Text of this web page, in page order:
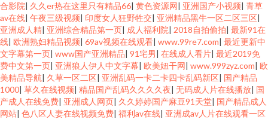
合影院| 久久er热在这里只有精品66| 黄色资源网| 亚洲国产小视频| 青草
av在线| 午夜三级视频| 印度女人狂野牲交| 亚洲精品黑牛一区二区三区|
亚洲成人精| 亚洲综合精品第一页| 成人福利院| 2018自拍偷拍| 最新91在
线| 欧洲熟妇精品视频| 69av视频在线观看| www.99re7.com| 最近更新中
文字幕第一页| www国产亚洲精品| 91宅男| 在线成人看片| 最近2019免
费中文第一页| 亚洲狼人伊人中文字幕| 欧美妞干网| www.999zyz.com| 欧
美精品导航| 久草一区二区| 亚洲乱码一卡二卡四卡乱码新区| 国产精品
1000| 草久在线视频| 精品国产乱码久久久久夜| 无码成人片在线播放| 国
产成人在线免费| 亚洲成人网页| 久久婷婷国产麻豆91天堂| 国产精品成人
网站| 色八区人妻在线视频免费| 福利av在线| 亚洲成av人片在线观看一区